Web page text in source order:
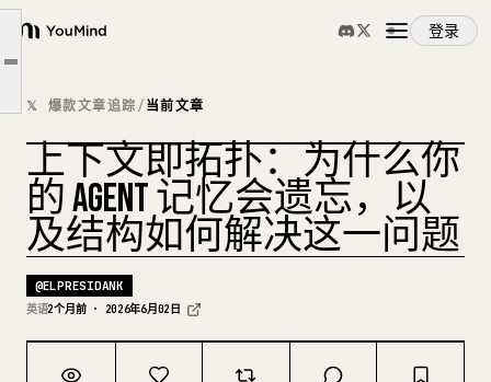
YouMind
登录
概览
使用案例
技能
提示词
关键：一个模式，三项工作
未来的方向
致谢
𝕏 爆款文章追踪/当前文章
复刻封面
上下文即拓扑：为什么你
的 AGENT 记忆会遗忘，以
及结构如何解决这一问题
@ELPRESIDANK
英语2个月前 · 2026年6月02日